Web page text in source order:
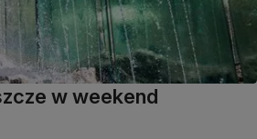
w weekend